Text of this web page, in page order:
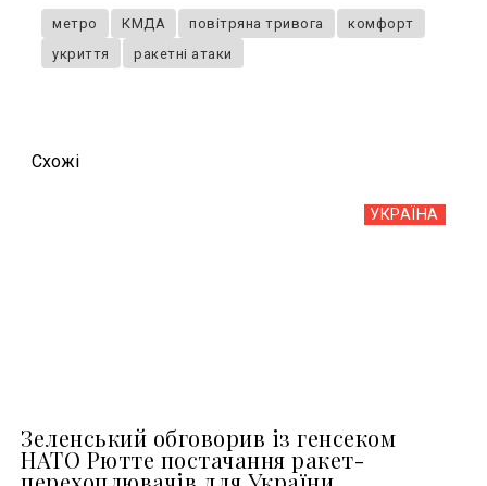
метро КМДА повітряна тривога
комфорт
укриття
ракетні атаки
Схожi
УКРАЇНА
Зеленський обговорив із генсеком
НАТО Рютте постачання ракет-